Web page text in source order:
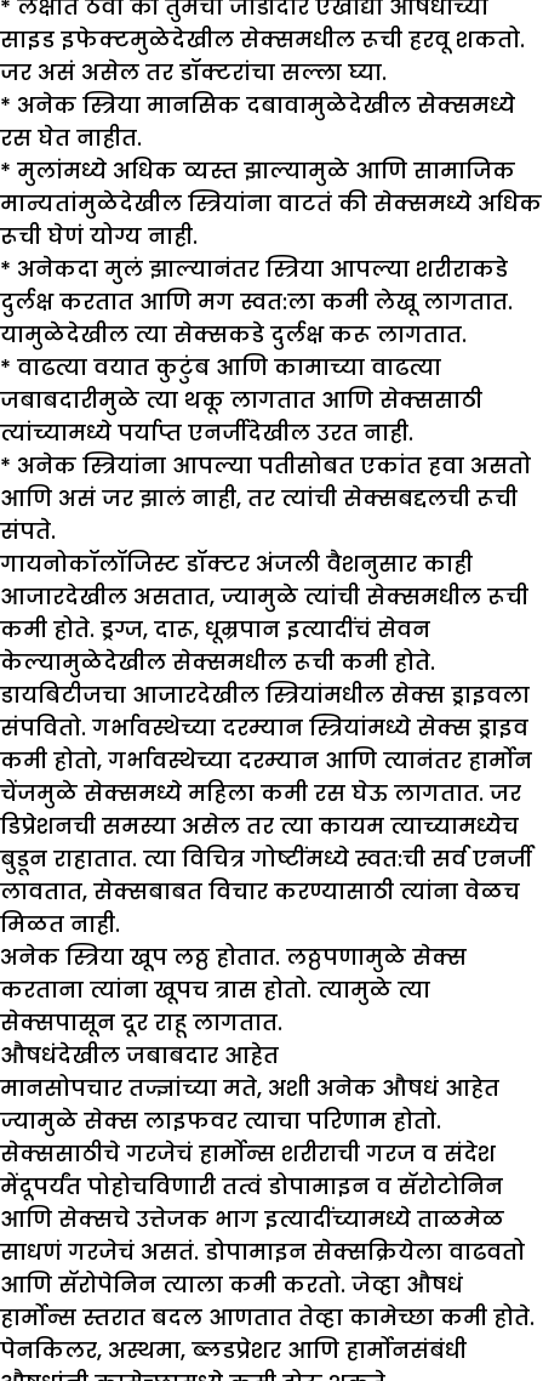
* लक्षात ठेवा की तुमचा जोडीदार एखाद्या औषधांच्या
साइड इफेक्टमुळेदेखील सेक्समधील रूची हरवू शकतो.
जर असं असेल तर डॉक्टरांचा सल्ला घ्या.
* अनेक स्त्रिया मानसिक दबावामुळेदेखील सेक्समध्ये
रस घेत नाहीत.
* मुलांमध्ये अधिक व्यस्त झाल्यामुळे आणि सामाजिक
मान्यतांमुळेदेखील स्त्रियांना वाटतं की सेक्समध्ये अधिक
रूची घेणं योग्य नाही.
* अनेकदा मुलं झाल्यानंतर स्त्रिया आपल्या शरीराकडे
दुर्लक्ष करतात आणि मग स्वत:ला कमी लेखू लागतात.
यामुळेदेखील त्या सेक्सकडे दुर्लक्ष करू लागतात.
* वाढत्या वयात कुटुंब आणि कामाच्या वाढत्या
जबाबदारीमुळे त्या थकू लागतात आणि सेक्ससाठी
त्यांच्यामध्ये पर्याप्त एनर्जीदेखील उरत नाही.
* अनेक स्त्रियांना आपल्या पतीसोबत एकांत हवा असतो
आणि असं जर झालं नाही, तर त्यांची सेक्सबद्दलची रूची
संपते.
गायनोकॉलॉजिस्ट डॉक्टर अंजली वैशनुसार काही
आजारदेखील असतात, ज्यामुळे त्यांची सेक्समधील रूची
कमी होते. ड्रग्ज, दारू, धूम्रपान इत्यादींचं सेवन
केल्यामुळेदेखील सेक्समधील रूची कमी होते.
डायबिटीजचा आजारदेखील स्त्रियांमधील सेक्स ड्राइवला
संपवितो. गर्भावस्थेच्या दरम्यान स्त्रियांमध्ये सेक्स ड्राइव
कमी होतो, गर्भावस्थेच्या दरम्यान आणि त्यानंतर हार्मोन
चेंजमुळे सेक्समध्ये महिला कमी रस घेऊ लागतात. जर
डिप्रेशनची समस्या असेल तर त्या कायम त्याच्यामध्येच
बुडून राहातात. त्या विचित्र गोष्टींमध्ये स्वत:ची सर्व एनर्जी
लावतात, सेक्सबाबत विचार करण्यासाठी त्यांना वेळच
मिळत नाही.
अनेक स्त्रिया खूप लठ्ठ होतात. लठ्ठपणामुळे सेक्स
करताना त्यांना खूपच त्रास होतो. त्यामुळे त्या
सेक्सपासून दूर राहू लागतात.
औषधंदेखील जबाबदार आहेत
मानसोपचार तज्ज्ञांच्या मते, अशी अनेक औषधं आहेत
ज्यामुळे सेक्स लाइफवर त्याचा परिणाम होतो.
सेक्ससाठीचे गरजेचं हार्मोन्स शरीराची गरज व संदेश
मेंदूपर्यंत पोहोचविणारी तत्वं डोपामाइन व सॅरोटोनिन
आणि सेक्सचे उत्तेजक भाग इत्यादींच्यामध्ये ताळमेळ
साधणं गरजेचं असतं. डोपामाइन सेक्सक्रियेला वाढवतो
आणि सॅरोपेनिन त्याला कमी करतो. जेव्हा औषधं
हार्मोन्स स्तरात बदल आणतात तेव्हा कामेच्छा कमी होते.
पेनकिलर, अस्थमा, ब्लडप्रेशर आणि हार्मोनसंबंधी